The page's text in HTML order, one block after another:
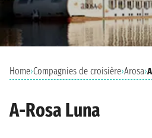
Home›Compagnies de croisière›Arosa›
A-Rosa Luna